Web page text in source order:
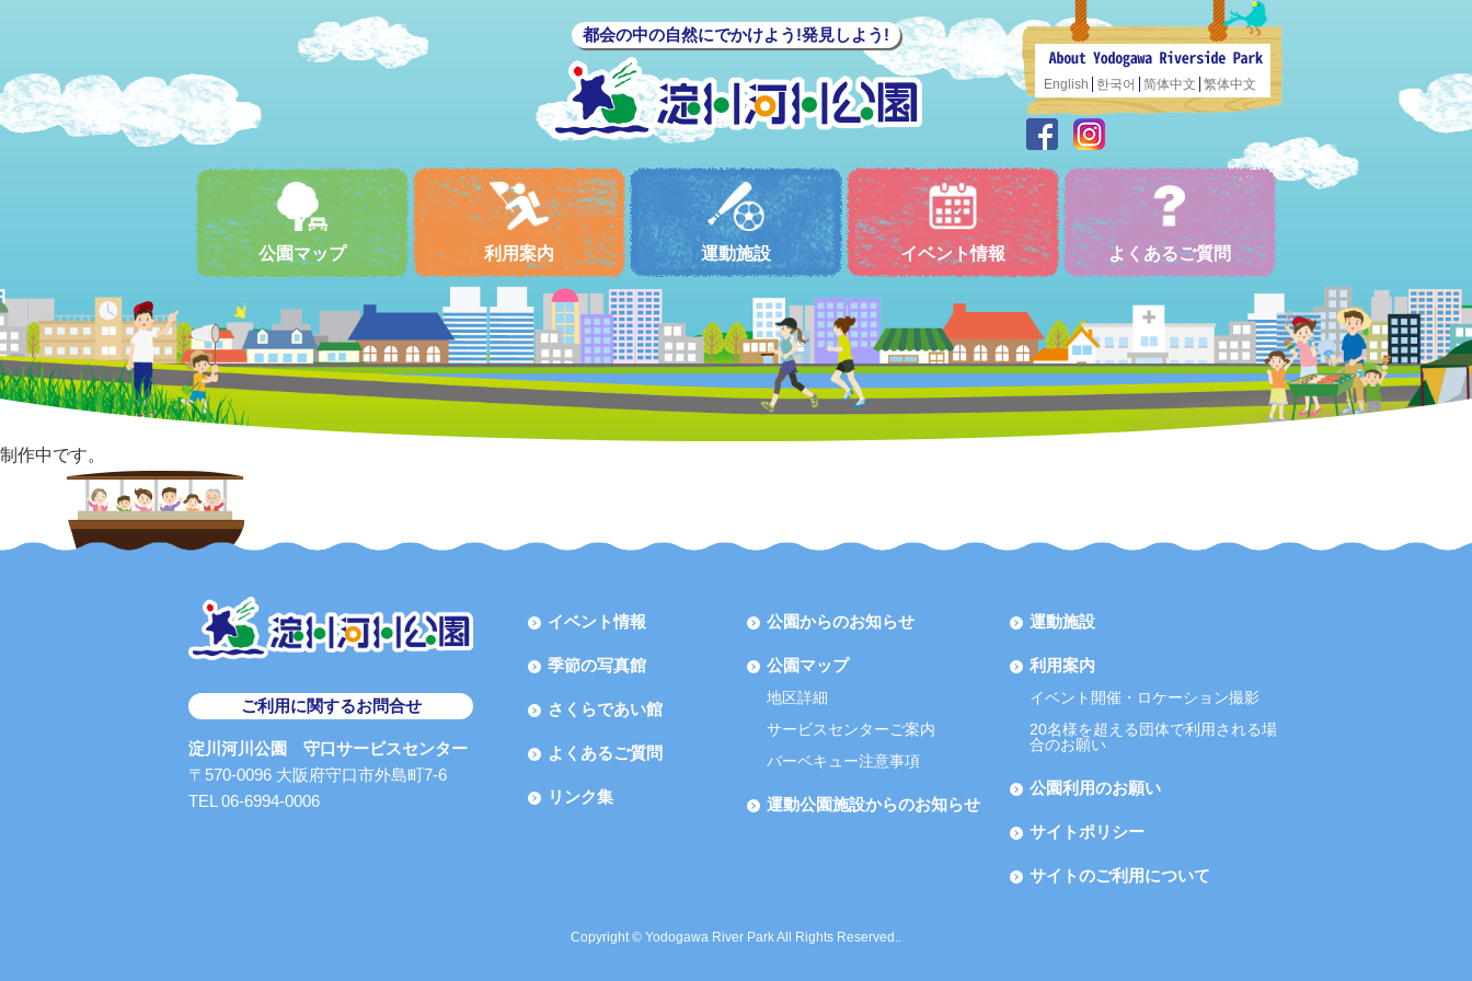
都会の中の自然にでかけよう!発見しよう!
English 한국어 简体中文 繁体中文
公園マップ 利用案内 運動施設 イベント情報 よくあるご質問
制作中です。
ご利用に関するお問合せ
淀川河川公園 守口サービスセンター
〒570-0096 大阪府守口市外島町7-6
TEL 06-6994-0006
イベント情報
季節の写真館
さくらであい館
よくあるご質問
リンク集
公園からのお知らせ
公園マップ
地区詳細
サービスセンターご案内
バーベキュー注意事項
運動公園施設からのお知らせ
運動施設
利用案内
イベント開催・ロケーション撮影
20名様を超える団体で利用される場
合のお願い
公園利用のお願い
サイトポリシー
サイトのご利用について
Copyright © Yodogawa River Park All Rights Reserved..